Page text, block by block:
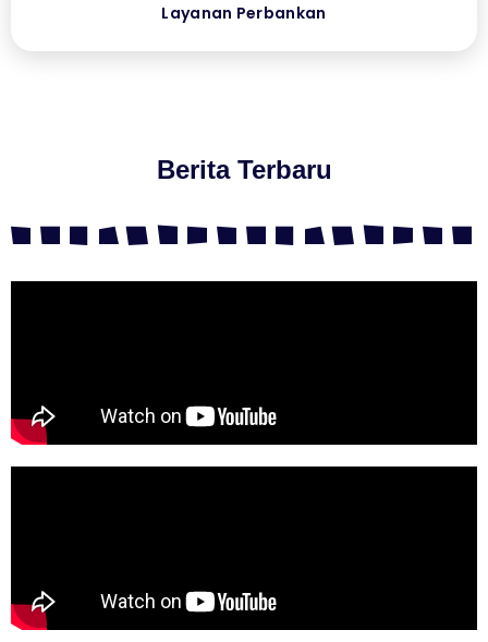
Layanan Perbankan
Berita Terbaru